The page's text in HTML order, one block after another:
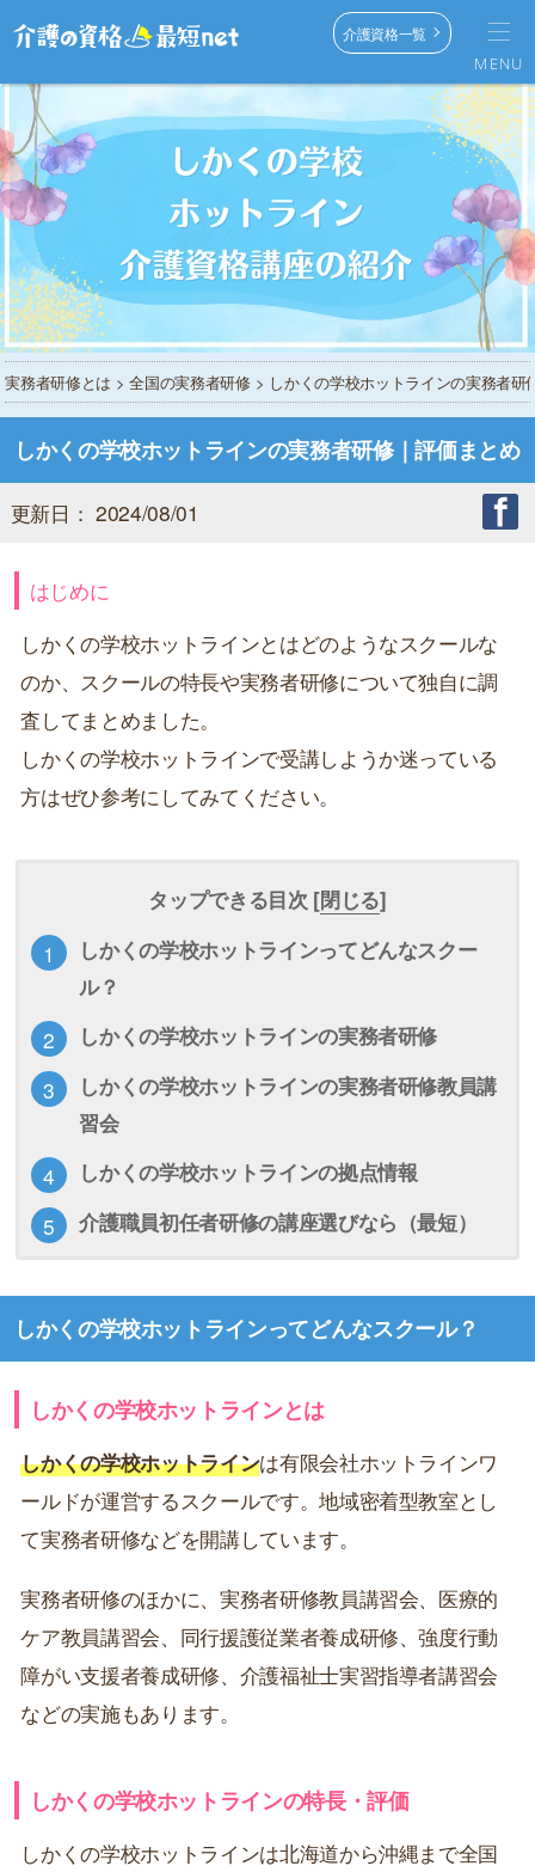
MENU
介護資格一覧
実務者研修とは >全国の実務者研修 > しかくの学校ホットラインの実務者研
しかくの学校ホットラインの実務者研修｜評価まとめ
更新日： 2024/08/01
はじめに
しかくの学校ホットラインとはどのようなスクールな
のか、スクールの特長や実務者研修について独自に調
査してまとめました。
しかくの学校ホットラインで受講しようか迷っている
方はぜひ参考にしてみてください。
タップできる目次 [閉じる]
しかくの学校ホットラインってどんなスクー
ル？
しかくの学校ホットラインの実務者研修
しかくの学校ホットラインの実務者研修教員講
習会
しかくの学校ホットラインの拠点情報
介護職員初任者研修の講座選びなら（最短）
しかくの学校ホットラインってどんなスクール？
しかくの学校ホットラインとは
しかくの学校ホットラインは有限会社ホットラインワ
ールドが運営するスクールです。地域密着型教室とし
て実務者研修などを開講しています。
実務者研修のほかに、実務者研修教員講習会、医療的
ケア教員講習会、同行援護従業者養成研修、強度行動
障がい支援者養成研修、介護福祉士実習指導者講習会
などの実施もあります。
しかくの学校ホットラインの特長・評価
しかくの学校ホットラインは北海道から沖縄まで全国